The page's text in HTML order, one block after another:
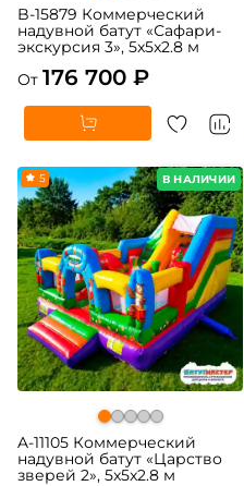
B-15879 Коммерческий
надувной батут «Сафари-
экскурсия 3», 5x5x2.8 м
От 176 700 ₽
В НАЛИЧИИ
5
A-11105 Коммерческий
надувной батут «Царство
зверей 2», 5x5x2.8 м